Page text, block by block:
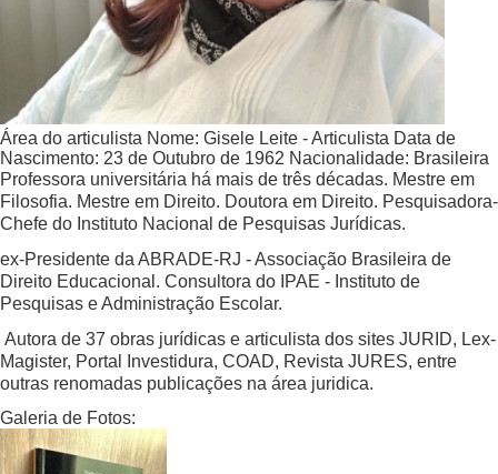
Área do articulista Nome: Gisele Leite - Articulista Data de
Nascimento: 23 de Outubro de 1962 Nacionalidade: Brasileira
Professora universitária há mais de três décadas. Mestre em
Filosofia. Mestre em Direito. Doutora em Direito. Pesquisadora-
Chefe do Instituto Nacional de Pesquisas Jurídicas.
ex-Presidente da ABRADE-RJ - Associação Brasileira de
Direito Educacional. Consultora do IPAE - Instituto de
Pesquisas e Administração Escolar.
Autora de 37 obras jurídicas e articulista dos sites JURID, Lex-
Magister, Portal Investidura, COAD, Revista JURES, entre
outras renomadas publicações na área juridica.
Galeria de Fotos: